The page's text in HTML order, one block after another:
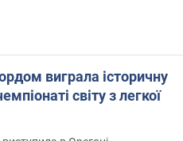
виграла історичну
світу з легкої